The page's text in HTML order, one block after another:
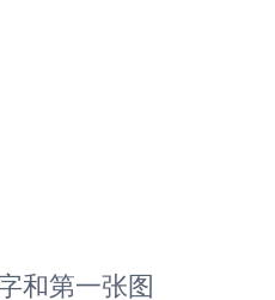
和第一张图